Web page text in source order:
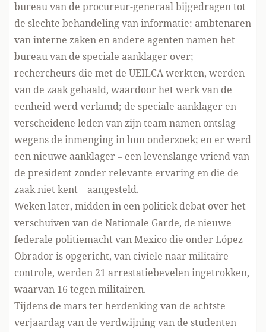
bureau van de procureur-generaal bijgedragen tot
de slechte behandeling van informatie: ambtenaren
van interne zaken en andere agenten namen het
bureau van de speciale aanklager over;
rechercheurs die met de UEILCA werkten, werden
van de zaak gehaald, waardoor het werk van de
eenheid werd verlamd; de speciale aanklager en
verscheidene leden van zijn team namen ontslag
wegens de inmenging in hun onderzoek; en er werd
een nieuwe aanklager – een levenslange vriend van
de president zonder relevante ervaring en die de
zaak niet kent – aangesteld.
Weken later, midden in een politiek debat over het
verschuiven van de Nationale Garde, de nieuwe
federale politiemacht van Mexico die onder López
Obrador is opgericht, van civiele naar militaire
controle, werden 21 arrestatiebevelen ingetrokken,
waarvan 16 tegen militairen.
Tijdens de mars ter herdenking van de achtste
verjaardag van de verdwijning van de studenten